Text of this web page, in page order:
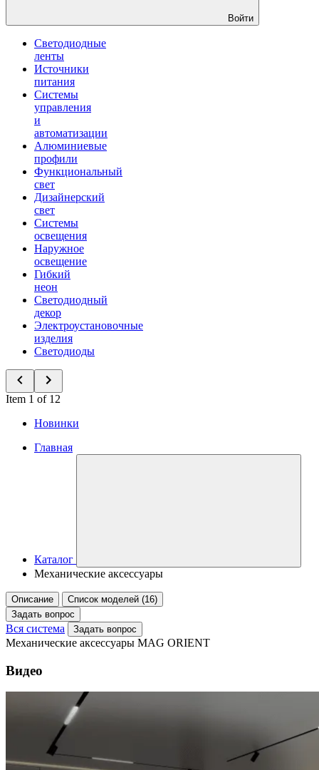
Войти
Светодиодные
ленты
Источники
питания
Системы
управления
и
автоматизации
Алюминиевые
профили
Функциональный
свет
Дизайнерский
свет
Системы
освещения
Наружное
освещение
Гибкий
неон
Светодиодный
декор
Электроустановочные
изделия
Светодиоды
Item 1 of 12
Новинки
Главная
Каталог
Механические аксессуары
Описание
Список моделей (16)
Задать вопрос
Вся система Задать вопрос
Механические аксессуары MAG ORIENT
Видео